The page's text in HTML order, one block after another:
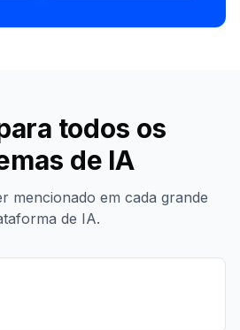
todos os
de IA
mencionado em cada grande
de IA.